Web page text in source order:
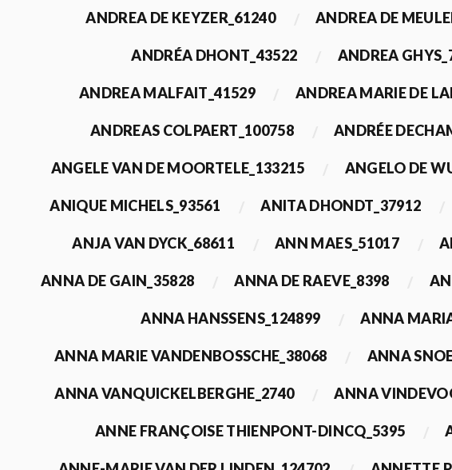
ANDREA DE KEYZER_61240 ANDREA DE
ANDRÉA DHONT_43522 ANDREA
ANDREA MALFAIT_41529 ANDREA MARIE DE
ANDREAS COLPAERT_100758 ANDRÉE
ANGELE VAN DE MOORTELE_133215 ANGELO DE
ANIQUE MICHELS_93561 ANITA DHONDT_37912
ANJA VAN DYCK_68611 ANN MAES_51017
ANNA DE GAIN_35828 ANNA DE RAEVE_8398
ANNA HANSSENS_124899 ANNA
ANNA MARIE VANDENBOSSCHE_38068 ANNA
ANNA VANQUICKELBERGHE_2740 ANNA
ANNE FRANÇOISE THIENPONT-DINCQ_5395